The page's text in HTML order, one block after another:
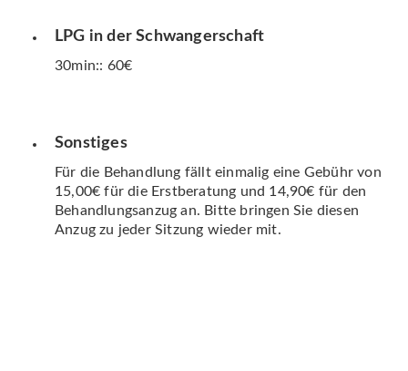
LPG in der Schwangerschaft
30min:: 60€
Sonstiges
Für die Behandlung fällt einmalig eine Gebühr von
15,00€ für die Erstberatung und 14,90€ für den
Behandlungsanzug an. Bitte bringen Sie diesen
Anzug zu jeder Sitzung wieder mit.